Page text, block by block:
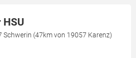
Schwerin (47km von 19057 Karenz)